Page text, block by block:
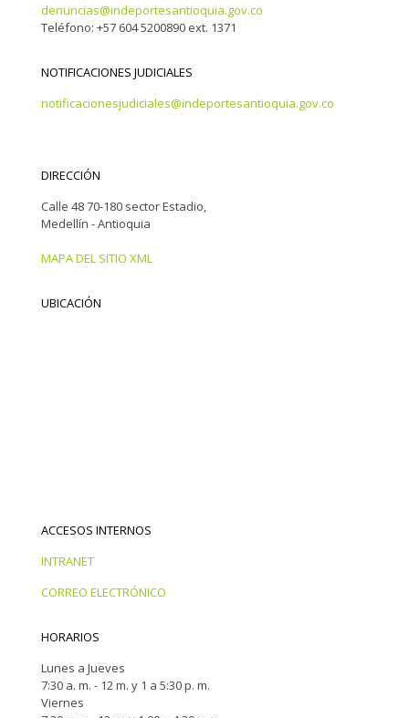
denuncias@indeportesantioquia.gov.co
Teléfono: +57 604 5200890 ext. 1371
NOTIFICACIONES JUDICIALES
notificacionesjudiciales@indeportesantioquia.gov.co
DIRECCIÓN
Calle 48 70-180 sector Estadio,
Medellín - Antioquia
MAPA DEL SITIO XML
UBICACIÓN
ACCESOS INTERNOS
INTRANET
CORREO ELECTRÓNICO
HORARIOS
Lunes a Jueves
7:30 a. m. - 12 m. y 1 a 5:30 p. m.
Viernes